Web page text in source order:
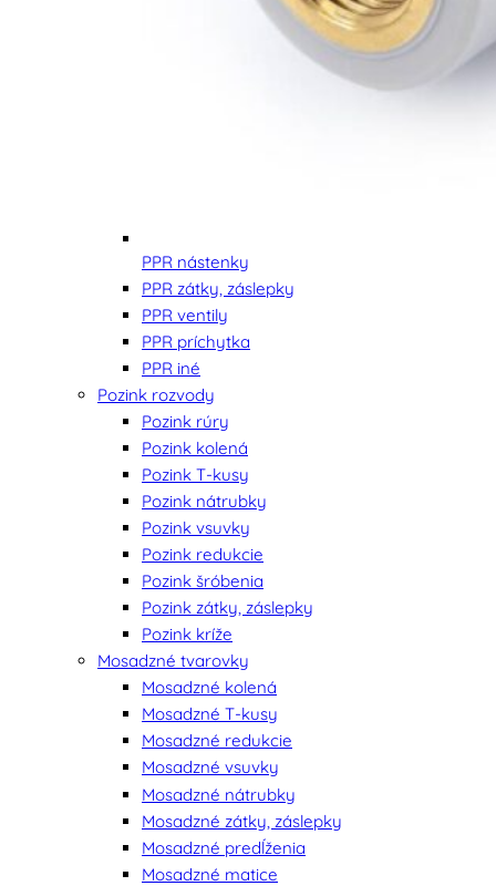
PPR nástenky
PPR zátky, záslepky
PPR ventily
PPR príchytka
PPR iné
Pozink rozvody
Pozink rúry
Pozink kolená
Pozink T-kusy
Pozink nátrubky
Pozink vsuvky
Pozink redukcie
Pozink šróbenia
Pozink zátky, záslepky
Pozink kríže
Mosadzné tvarovky
Mosadzné kolená
Mosadzné T-kusy
Mosadzné redukcie
Mosadzné vsuvky
Mosadzné nátrubky
Mosadzné zátky, záslepky
Mosadzné predĺženia
Mosadzné matice